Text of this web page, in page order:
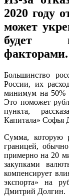
2020 году
может
будет
факторами.
Большинство
России, их
минимум на 50%
Это поможет
пункта,
Капитала» Софья
Сумма, которую
границей,
примерно на 20
закупками
компенсирует
экспорта» на
Дмитрий Долгин.